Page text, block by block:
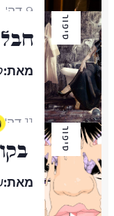
9 דק'
סיפור חבל
מאת:
11 דק'
סיפור
מאת: